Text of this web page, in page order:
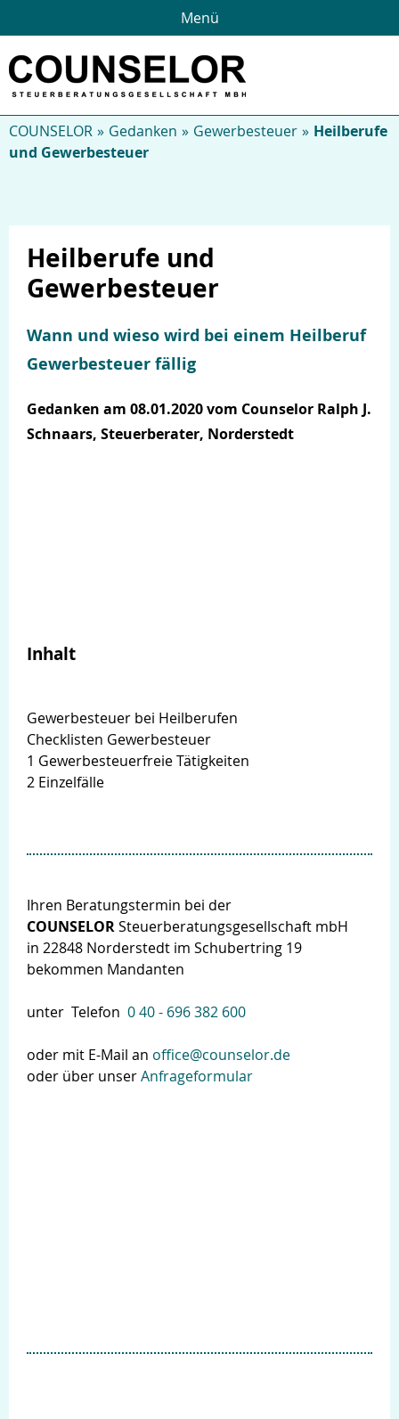
Menü
COUNSELOR Gedanken Gewerbesteuer
Heilberufe
und Gewerbesteuer
Heilberufe und
Gewerbesteuer
Wann und wieso wird bei einem Heilberuf
Gewerbesteuer fällig
Gedanken am 08.01.2020 vom Counselor Ralph J.
Schnaars, Steuerberater, Norderstedt
Inhalt
Gewerbesteuer bei Heilberufen
Checklisten Gewerbesteuer
1 Gewerbesteuerfreie Tätigkeiten
2 Einzelfälle
Ihren Beratungstermin bei der
COUNSELORSteuerberatungsgesellschaft mbH
in 22848 Norderstedt im Schubertring 19
bekommen Mandanten
unter Telefon 0 40 - 696 382 600
oder mit E-Mail an office@counselor.de
oder über unserAnfrageformular
Über uns